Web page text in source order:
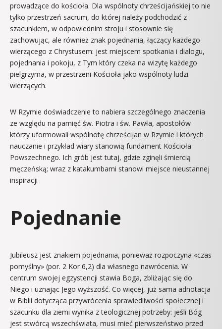
prowadzące do kościoła. Dla wspólnoty chrześcijańskiej to nie
tylko przestrzeń sacrum, do której należy podchodzić z
szacunkiem, w odpowiednim stroju i stosownie się
zachowując, ale również znak pojednania, łączący każdego
wierzącego z Chrystusem: jest miejscem spotkania i dialogu,
pojednania i pokoju, z Tym który czeka na wizytę każdego
pielgrzyma, w przestrzeni Kościoła jako wspólnoty ludzi
wierzących.
W Rzymie doświadczenie to nabiera szczególnego znaczenia
ze względu na pamięć św. Piotra i św. Pawła, apostołów
którzy uformowali wspólnotę chrześcijan w Rzymie i których
nauczanie i przykład wiary stanowią fundament Kościoła
Powszechnego. Ich grób jest tutaj, gdzie zginęli śmiercią
męczeńską; wraz z katakumbami stanowi miejsce nieustannej
inspiracji
Pojednanie
Jubileusz jest znakiem pojednania, ponieważ rozpoczyna «czas
pomyślny» (por. 2 Kor 6,2) dla własnego nawrócenia. W
centrum swojej egzystencji stawia Boga, zbliżając się do
Niego i uznając Jego wyższość. Co więcej, już sama adnotacja
w Biblii dotycząca przywrócenia sprawiedliwości społecznej i
szacunku dla ziemi wynika z teologicznej potrzeby: jeśli Bóg
jest stwórcą wszechświata, musi mieć pierwszeństwo przed